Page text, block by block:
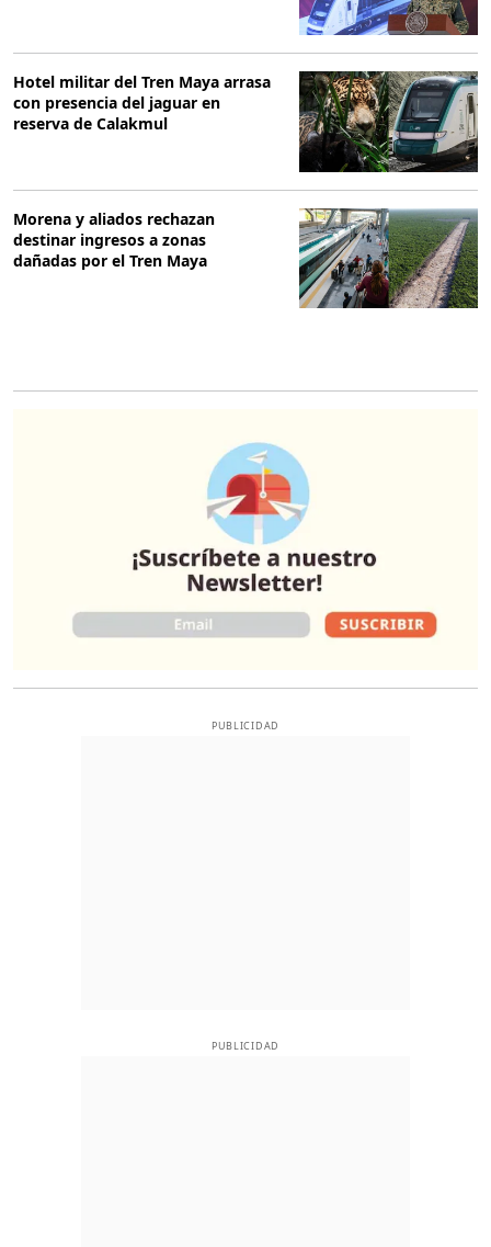
Hotel militar del Tren Maya arrasa
con presencia del jaguar en
reserva de Calakmul
Morena y aliados rechazan
destinar ingresos a zonas
dañadas por el Tren Maya
PUBLICIDAD
PUBLICIDAD